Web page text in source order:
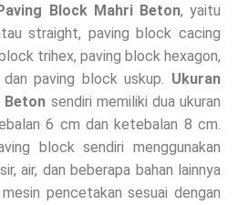
Block Mahri Beton, yaitu
straight, paving block cacing
trihex, paving block hexagon,
paving block uskup. Ukuran
Beton sendiri memiliki dua ukuran
6 cm dan ketebalan 8 cm.
block sendiri menggunakan
air, dan beberapa bahan lainnya
pencetakan sesuai dengan